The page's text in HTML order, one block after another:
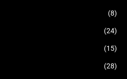
(8)
(24)
(15)
(28)